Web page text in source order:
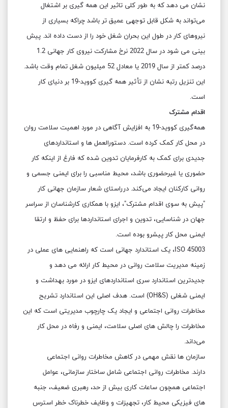
نشان می دهد که به طور کلی تاثیر این همه گیری بر اشتغال
می‌تواند به شکل قابل توجهی عمیق تر باشد چراکه بسیاری از
نیروهای کار در طول این بحران شغل خود را از دست داده اند. پیش
بینی می شود در سال 2022 نرخ مشارکت نیروی کار جهانی 1.2
درصد کمتر از سال 2019 یا معادل 52 میلیون شغل تمام وقت باشد.
این تنزیل رتبه نشان از تأثیر همه گیری کووید-19 بر دنیای کار
است.
اقدام مشترک
همه‌گیری کووید-19 به افزایش آگاهی در مورد اهمیت سلامت روان
در محل کار کمک کرده است. دستورالعمل ها و استانداردهای
جدیدی برای کمک به کارفرمایان تدوین شده که فارغ از اینکه کار
حضوری یا غیرحضوری باشد، محیط مناسبی را برای ایمنی جسمی و
روانی کارکنان ایجاد می‌کند. درراستای شعار سازمان جهانی کار
"پیش به سوی اقدام مشترک"، ایزو با همکاری کارشناسان از سراسر
جهان در شناسایی، تدوین و اجرای استانداردها برای حفظ و ارتقا
ایمنی محل کار پیشرو بوده است.
ISO 45003، یک استاندارد جهانی است که راهنمایی های عملی در
زمینه مدیریت سلامت روانی در محیط کار ارائه می دهد و
جدیدترین استاندارد سری استانداردهای ایزو در مورد بهداشت و
ایمنی شغلی (OH&S) است. هدف اصلی این استاندارد تشریح
مخاطرات روانی اجتماعی و ایجاد یک چارچوب مدیریتی است که این
مخاطرات را چالش های اصلی سلامت، ایمنی و رفاه در محل کار
می‌داند.
سازمان ها نقش مهمی در کاهش مخاطرات روانی اجتماعی
دارند. مخاطرات روانی اجتماعی شامل ساختار سازمانی، عوامل
اجتماعی همچون ساعات کاری بیش از حد، رهبری ضعیف، جنبه
های فیزیکی محیط کار، تجهیزات و وظایف خطرناک خطر استرس